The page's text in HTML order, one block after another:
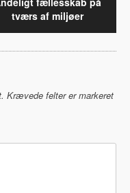
tværs af miljøer
Krævede felter er markeret